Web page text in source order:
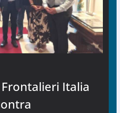
Frontalieri Italia